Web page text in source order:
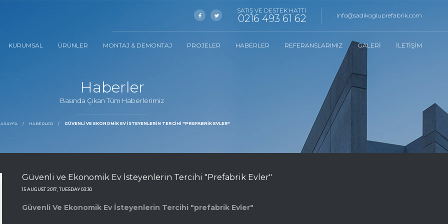
SATIŞ VE DESTEK HATTI
0216 493 61 62 info@sadikogluprefabrik.com
KURUMSAL ÜRÜNLER MONTAJ & DEMONTAJ PROJELER HABERLER REFERANSLARIMIZ GALERI İLETIŞIM
Haberler
Basında Çıkan Tüm Haberlerimiz
HABERLER GÜVENLI VE EKONOMIK EV İSTEYENLERIN TERCIHI "PREFABRIK EVLER"
Güvenli ve Ekonomik Ev İsteyenlerin Tercihi "Prefabrik Evler"
15 AUGUST 2017, TUESDAY 03:30
Güvenli Ve Ekonomik Ev İsteyenlerin Tercihi "prefabrik Evler"